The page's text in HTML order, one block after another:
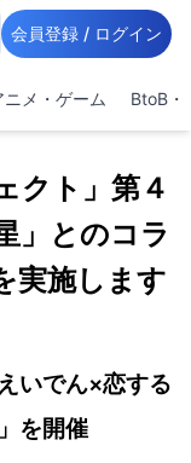
会員登録 / ログイン
ニメ・ゲーム BtoB・
クト」第４
」とのコラ
実施します
いでん×恋する
を開催